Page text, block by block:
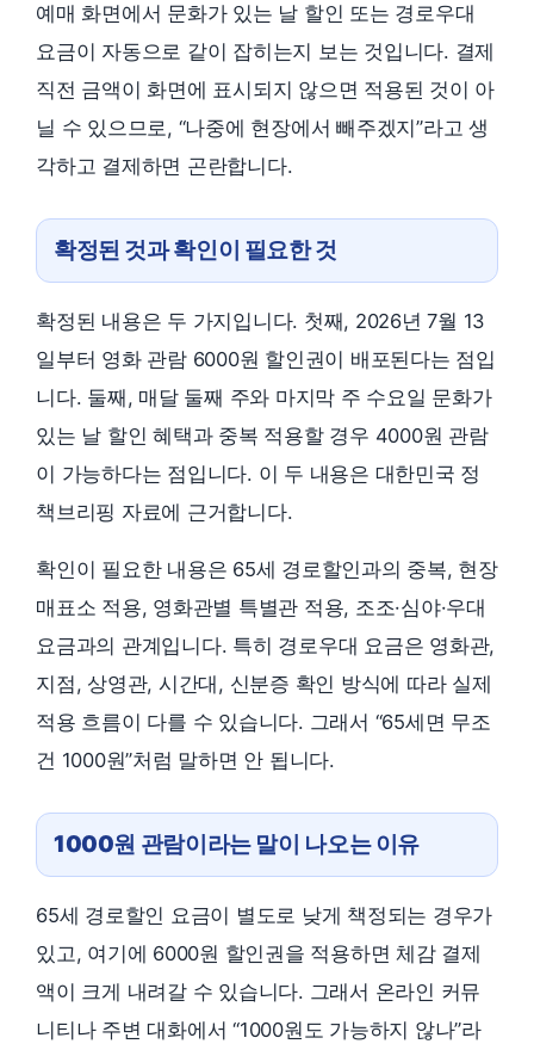
예매 화면에서 문화가 있는 날 할인 또는 경로우대
요금이 자동으로 같이 잡히는지 보는 것입니다. 결제
직전 금액이 화면에 표시되지 않으면 적용된 것이 아
닐 수 있으므로, “나중에 현장에서 빼주겠지”라고 생
각하고 결제하면 곤란합니다.
확정된 것과 확인이 필요한 것
확정된 내용은 두 가지입니다. 첫째, 2026년 7월 13
일부터 영화 관람 6000원 할인권이 배포된다는 점입
니다. 둘째, 매달 둘째 주와 마지막 주 수요일 문화가
있는 날 할인 혜택과 중복 적용할 경우 4000원 관람
이 가능하다는 점입니다. 이 두 내용은 대한민국 정
책브리핑 자료에 근거합니다.
확인이 필요한 내용은 65세 경로할인과의 중복, 현장
매표소 적용, 영화관별 특별관 적용, 조조·심야·우대
요금과의 관계입니다. 특히 경로우대 요금은 영화관,
지점, 상영관, 시간대, 신분증 확인 방식에 따라 실제
적용 흐름이 다를 수 있습니다. 그래서 “65세면 무조
건 1000원”처럼 말하면 안 됩니다.
1000원 관람이라는 말이 나오는 이유
65세 경로할인 요금이 별도로 낮게 책정되는 경우가
있고, 여기에 6000원 할인권을 적용하면 체감 결제
액이 크게 내려갈 수 있습니다. 그래서 온라인 커뮤
니티나 주변 대화에서 “1000원도 가능하지 않나”라